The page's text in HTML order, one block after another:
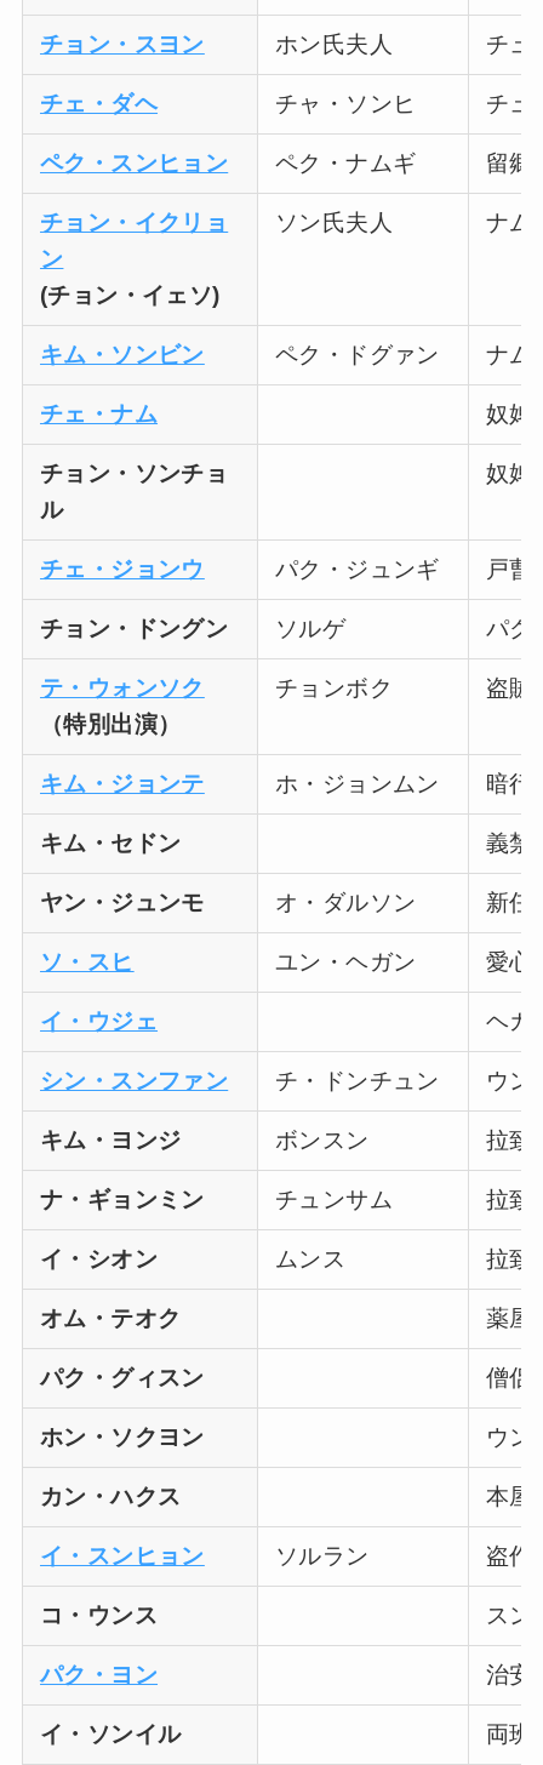
チョン・スヨン ホン氏夫人 チュ
チェ・ダヘ チャ・ソンヒ チュ
ペク・スンヒョン ペク・ナムギ 留郷
チョン・イクリョ
ン
(チョン・イェソ)
ソン氏夫人 ナム
キム・ソンビン ペク・ドグァン ナム
チェ・ナム 奴婢
チョン・ソンチョ
ル
奴婢
チェ・ジョンウ パク・ジュンギ 戸曹
チョン・ドングン ソルゲ パク
テ・ウォンソク
（特別出演）
チョンボク 盗賊
キム・ジョンテ ホ・ジョンムン 暗行
キム・セドン 義禁
ヤン・ジュンモ オ・ダルソン 新任
ソ・スヒ ユン・ヘガン 愛心
イ・ウジェ ヘガ
シン・スンファン チ・ドンチュン ウン
キム・ヨンジ ボンスン 拉致
ナ・ギョンミン チュンサム 拉致
イ・シオン ムンス 拉致
オム・テオク 薬屋
パク・グィスン 僧侶
ホン・ソクヨン ウン
カン・ハクス 本屋
イ・スンヒョン ソルラン 盗作
コ・ウンス スン
パク・ヨン 治安
イ・ソンイル 両班